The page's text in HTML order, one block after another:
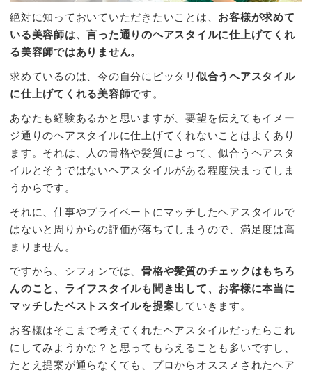
絶対に知っておいていただきたいことは、 お客様が求めて
いる美容師は、言った通りのヘアスタイルに仕上げてくれ
る美容師ではありません。
求めているのは、今の自分にピッタリ 似合うヘアスタイル
に仕上げてくれる美容師です。
あなたも経験あるかと思いますが、要望を伝えてもイメー
ジ通りのヘアスタイルに仕上げてくれないことはよくあり
ます。それは、人の骨格や髪質によって、似合うヘアスタ
イルとそうではないヘアスタイルがある程度決まってしま
うからです。
それに、仕事やプライベートにマッチしたヘアスタイルで
はないと周りからの評価が落ちてしまうので、満足度は高
まりません。
ですから、シフォンでは、 骨格や髪質のチェックはもちろ
んのこと、ライフスタイルも聞き出して、お客様に本当に
マッチしたベストスタイルを提案していきます。
お客様はそこまで考えてくれたヘアスタイルだったらこれ
にしてみようかな？と思ってもらえることも多いですし、
たとえ提案が通らなくても、プロからオススメされたヘア